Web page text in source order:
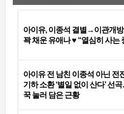
아이유, 이종석 결별→이관개
꽉 채운 유애나 ♥ “열심히 사는
아이유 전 남친 이종석 아닌 전
기하 소환 ‘별일 없이 산다’ 선
꾹 눌러 담은 근황